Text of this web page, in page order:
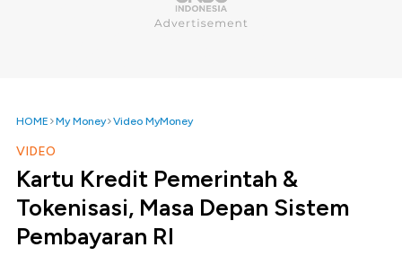
HOME My Money Video MyMoney
VIDEO
Kartu Kredit Pemerintah &
Tokenisasi, Masa Depan Sistem
Pembayaran RI